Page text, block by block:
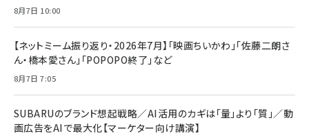
8月7日 10:00
【ネットミーム振り返り・2026年7月】「映画ちいかわ」「佐藤二朗さ
ん・橋本愛さん」「POPOPO終了」など
8月7日 7:05
SUBARUのブランド想起戦略／AI活用のカギは「量」より「質」／動
画広告をAIで最大化【マーケター向け講演】